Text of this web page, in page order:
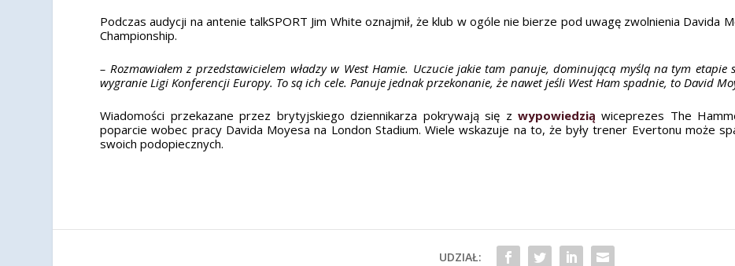
Podczas audycji na antenie talkSPORT Jim White oznajmił, że klub w ogóle nie bierze pod uwagę zwolnienia Davida
Championship.
– Rozmawiałem z przedstawicielem władzy w West Hamie. Uczucie jakie tam panuje, dominującą myślą na tym
wygranie Ligi Konferencji Europy. To są ich cele. Panuje jednak przekonanie, że nawet jeśli West Ham spadnie, to David
Wiadomości przekazane przez brytyjskiego dziennikarza pokrywają się z wypowiedzią wiceprezes The
poparcie wobec pracy Davida Moyesa na London Stadium. Wiele wskazuje na to, że były trener Evertonu może
swoich podopiecznych.
UDZIAŁ: